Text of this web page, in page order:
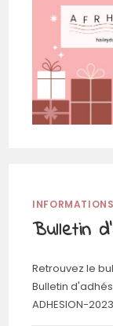
INFORMATIONS
Bulletin
Retrouvez le
Bulletin
ADHESION-2023